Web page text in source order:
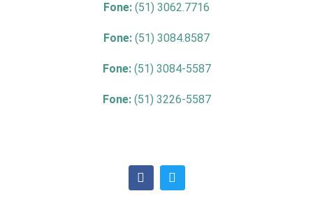
Fone: (51) 3062.7716
Fone: (51) 3084.8587
Fone: (51) 3084-5587
Fone: (51) 3226-5587